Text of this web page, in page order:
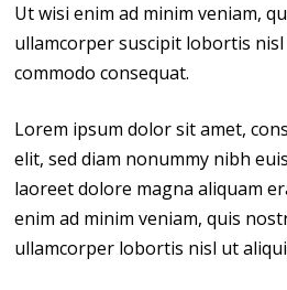
Ut wisi enim ad minim veniam,
ullamcorper suscipit lobortis nisl
commodo consequat.
Lorem ipsum dolor sit amet,
elit, sed diam nonummy nibh
laoreet dolore magna aliquam
enim ad minim veniam, quis
ullamcorper lobortis nisl ut